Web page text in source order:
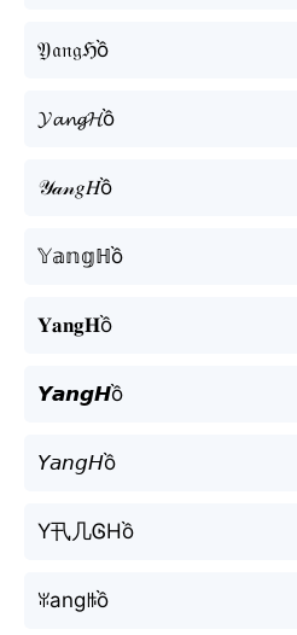
𝔜𝔞𝔫𝔤ℌồ
𝓨𝓪𝓷𝓰𝓗ồ
𝒴𝒶𝓃𝑔𝐻ồ
𝕐𝕒𝕟𝕘ℍồ
𝐘𝐚𝐧𝐠𝐇ồ
𝙔𝙖𝙣𝙜𝙃ồ
𝘠𝘢𝘯𝘨𝘏ồ
Y卂几ᎶHồ
ꐟangꑛồ